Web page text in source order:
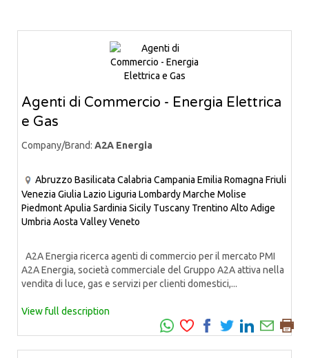
Agenti di Commercio - Energia Elettrica
e Gas
Company/Brand: A2A Energia
Abruzzo Basilicata Calabria Campania Emilia Romagna Friuli
Venezia Giulia Lazio Liguria LombardyMarche Molise
PiedmontApulia Sardinia Sicily Tuscany Trentino Alto Adige
Umbria Aosta ValleyVeneto
A2A Energia ricerca agenti di commercio per il mercato PMI
A2A Energia, società commerciale del Gruppo A2A attiva nella
vendita di luce, gas e servizi per clienti domestici,...
View full description